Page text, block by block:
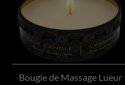
Bougie de Massage Lueur